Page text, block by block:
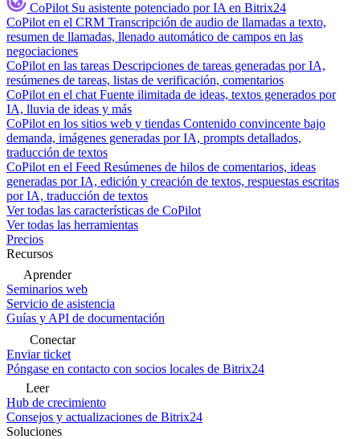
CoPilot Su asistente potenciado por IA en Bitrix24
CoPilot en el CRM Transcripción de audio de llamadas a texto,
resumen de llamadas, llenado automático de campos en las
negociaciones
CoPilot en las tareas Descripciones de tareas generadas por IA,
resúmenes de tareas, listas de verificación, comentarios
CoPilot en el chat Fuente ilimitada de ideas, textos generados por
IA, lluvia de ideas y más
CoPilot en los sitios web y tiendas Contenido convincente bajo
demanda, imágenes generadas por IA, prompts detallados,
traducción de textos
CoPilot en el Feed Resúmenes de hilos de comentarios, ideas
generadas por IA, edición y creación de textos, respuestas escritas
por IA, traducción de textos
Ver todas las características de CoPilot
Ver todas las herramientas
Precios
Recursos
Aprender
Seminarios web
Servicio de asistencia
Guías y API de documentación
Conectar
Enviar ticket
Póngase en contacto con socios locales de Bitrix24
Leer
Hub de crecimiento
Consejos y actualizaciones de Bitrix24
Soluciones